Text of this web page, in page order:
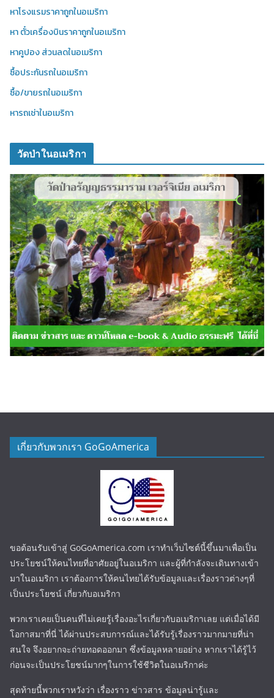
หาโรงแรมราคาถูกในอเมริกา
หา ตั๋วเครื่องบินราคาถูกในอเมริกา
หาคูปอง ส่วนลดในอเมริกา
ซื้อประกันรถในอเมริกา
ซื้อ/ขายรถในอเมริกา
หารถเช่าในอเมริกา
วัดป่าในอเมริกา
เกี่ยวกับพวกเรา GoGoAmerica
ขอต้อนรับเข้าสู่ GoGoAmerica.com เราทำเว็บไซต์นี้ขึ้นมาเพื่อเป็น
ประโยชน์ให้คนไทยที่อาศัยอยู่ในอเมริกา และผู้ที่กำลังจะเดินทางเข้า
มาในอเมริกา เราต้องการให้คนไทยได้รับข้อมูลและเรื่องราวต่างๆที่
เป็นประโยชน์ เกี่ยวกับอเมริกา
พวกเราเคยเป็นคนที่ไม่เคยรู้เรื่องอะไรเกี่ยวกับอเมริกาเลย แต่เมื่อได้มี
โอกาสมาที่นี่ ได้ผ่านประสบการณ์และได้รับรู้เรื่องราวมากมายที่น่า
สนใจ จึงอยากจะถ่ายทอดออกมา ซึ่งข้อมูลหลายอย่าง หากเราได้รู้ไว้
ก่อนจะเป็นประโยชน์มากๆในการใช้ชีวิตในอเมริกาค่ะ
สุดท้ายนี้พวกเราหวังว่า เรื่องราว ข่าวสาร ข้อมูลน่ารู้และ